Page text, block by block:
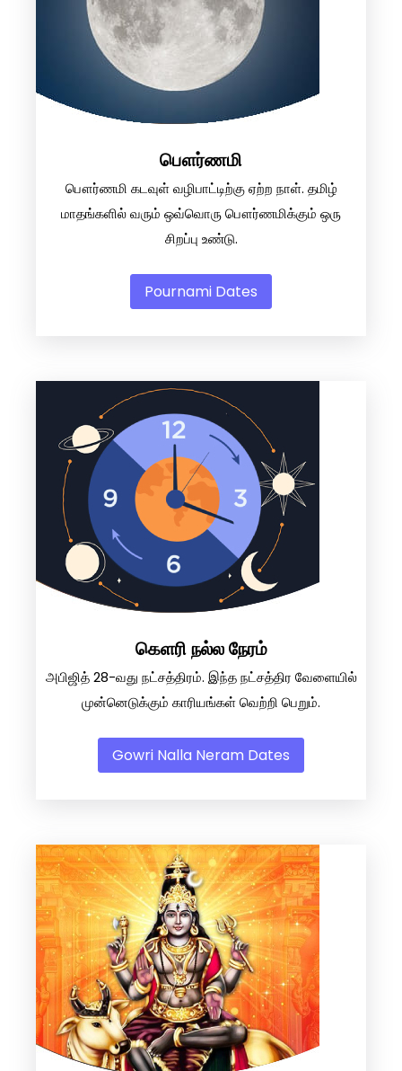
பௌர்ணமி
பௌர்ணமி கடவுள் வழிபாட்டிற்கு ஏற்ற நாள். தமிழ்
மாதங்களில் வரும் ஒவ்வொரு பௌர்ணமிக்கும் ஒரு
சிறப்பு உண்டு.
Pournami Dates
கெளரி நல்ல நேரம்
அபிஜித் 28-வது நட்சத்திரம். இந்த நட்சத்திர வேளையில்
முன்னெடுக்கும் காரியங்கள் வெற்றி பெறும்.
Gowri Nalla Neram Dates